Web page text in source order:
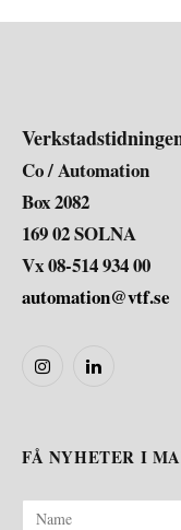
Co / Automation
Box 2082
169 02 SOLNA
Vx 08-514 934 00
automation@vtf.se
InstagramLinkedIn
FÅ NYHETER I